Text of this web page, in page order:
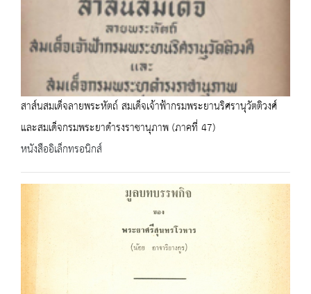
สาส์นสมเด็จลายพระหัตถ์ สมเด็จเจ้าฟ้ากรมพระยานริศรานุวัตติวงศ์
และสมเด็จกรมพระยาดำรงราชานุภาพ (ภาคที่ 47)
หนังสืออิเล็กทรอนิกส์